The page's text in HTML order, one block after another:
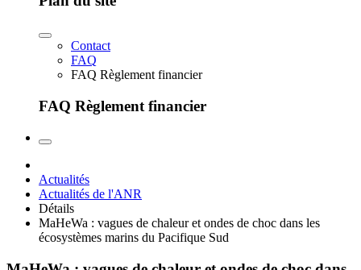
Contact
FAQ
FAQ Règlement financier
FAQ Règlement financier
Actualités
Actualités de l'ANR
Détails
MaHeWa : vagues de chaleur et ondes de choc dans les
écosystèmes marins du Pacifique Sud